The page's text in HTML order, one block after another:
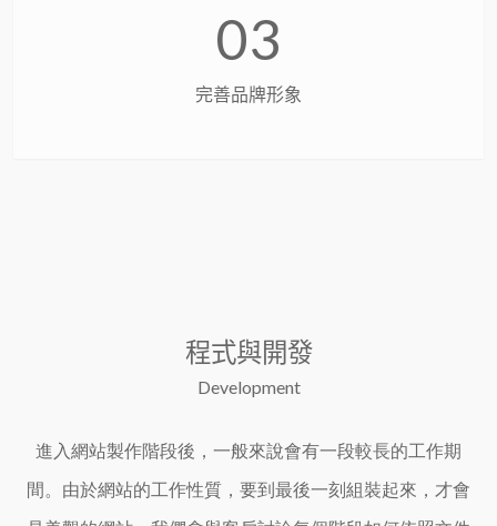
03
完善品牌形象
程式與開發
Development
進入網站製作階段後，一般來說會有一段較長的工作期
間。由於網站的工作性質，要到最後一刻組裝起來，才會